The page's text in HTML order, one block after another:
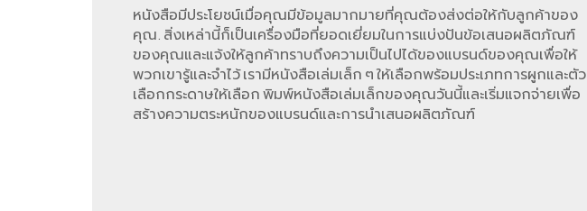
หนังสือมีประโยชน์เมื่อคุณมีข้อมูลมากมายที่คุณต้องส่งต่อให้กับลูกค้าของ
คุณ. สิ่งเหล่านี้ก็เป็นเครื่องมือที่ยอดเยี่ยมในการแบ่งปันข้อเสนอผลิตภัณฑ์
ของคุณและแจ้งให้ลูกค้าทราบถึงความเป็นไปได้ของแบรนด์ของคุณเพื่อให้
พวกเขารู้และจําไว้ เรามีหนังสือเล่มเล็ก ๆ ให้เลือกพร้อมประเภทการผูกและตัว
เลือกกระดาษให้เลือก พิมพ์หนังสือเล่มเล็กของคุณวันนี้และเริ่มแจกจ่ายเพื่อ
สร้างความตระหนักของแบรนด์และการนําเสนอผลิตภัณฑ์